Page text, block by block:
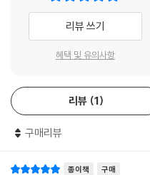
리뷰 쓰기
혜택 및 유의사항
리뷰 1
구매리뷰
종이책 구매